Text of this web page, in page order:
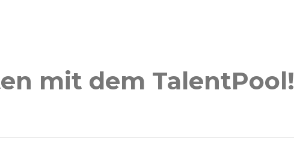
mit dem TalentPool!